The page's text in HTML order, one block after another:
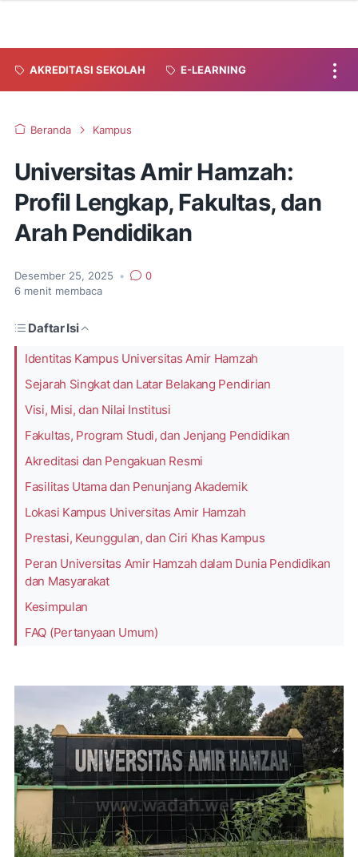
AKREDITASI SEKOLAH E-LEARNING
Beranda Kampus
Universitas Amir Hamzah:
Profil Lengkap, Fakultas, dan
Arah Pendidikan
Desember 25, 2025 •
0
6 menit membaca
Daftar Isi
Identitas Kampus Universitas Amir Hamzah
Sejarah Singkat dan Latar Belakang Pendirian
Visi, Misi, dan Nilai Institusi
Fakultas, Program Studi, dan Jenjang Pendidikan
Akreditasi dan Pengakuan Resmi
Fasilitas Utama dan Penunjang Akademik
Lokasi Kampus Universitas Amir Hamzah
Prestasi, Keunggulan, dan Ciri Khas Kampus
Peran Universitas Amir Hamzah dalam Dunia Pendidikan
dan Masyarakat
Kesimpulan
FAQ (Pertanyaan Umum)